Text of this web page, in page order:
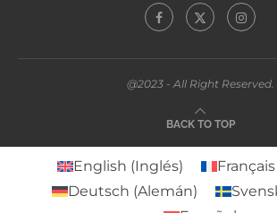
@2023 - All Right Reserved.
BACK TO TOP
English (Inglés) Français
Deutsch (Alemán)